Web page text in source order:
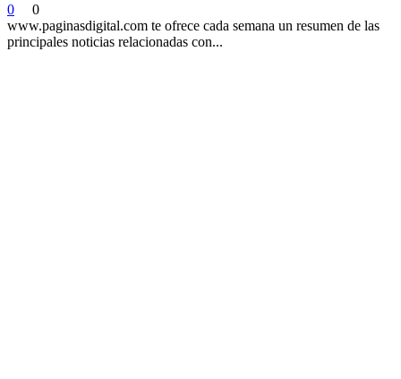
0
0
www.paginasdigital.com te ofrece cada semana un resumen de las
principales noticias relacionadas con...